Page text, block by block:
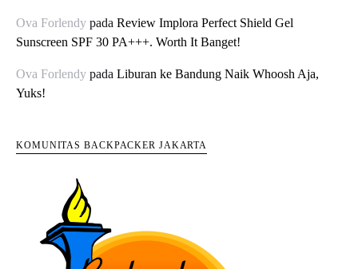
Ova Forlendy pada Review Implora Perfect Shield Gel
Sunscreen SPF 30 PA+++. Worth It Banget!
Ova Forlendy pada Liburan ke Bandung Naik Whoosh Aja,
Yuks!
KOMUNITAS BACKPACKER JAKARTA